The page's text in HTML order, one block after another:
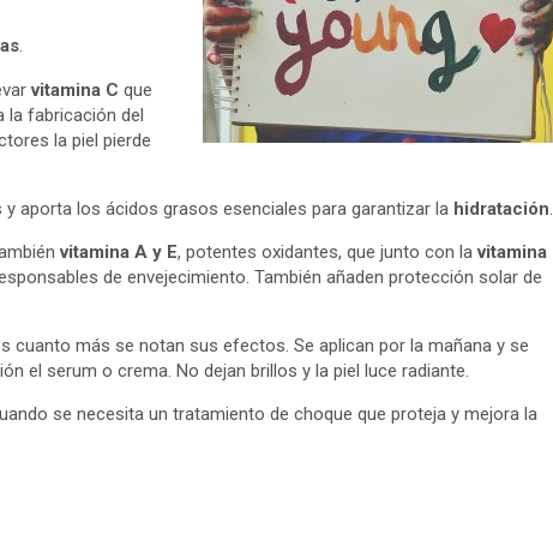
.
vitamina C que
la fabricación del
la piel pierde
y aporta los ácidos grasos esenciales para garantizar la hidratación.
vitamina A y E, potentes oxidantes, que junto con lavitamina
de envejecimiento. También añaden protección solar de
cuanto más se notan sus efectos. Se aplican por la mañana y se
el serum o crema. No dejan brillos y la piel luce radiante.
se necesita un tratamiento de choque que proteja y mejora la